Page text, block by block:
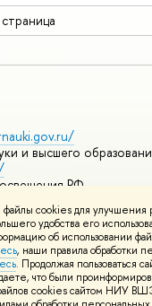
cookies для улучшения
удобства его
об использовании
, наши правила обработки
. Продолжая пользоваться
что были
cookies сайтом НИУ
и высшего
РФ
mooc
онлайн-курсы
Адреса и контакты
Политика